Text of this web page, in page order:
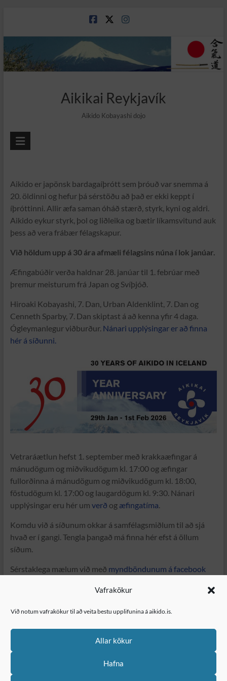
Vafrakökur
Við notum vafrakökur til að veita bestu upplifunina á aikido.is.
Allar kökur
Hafna
Aikikai Reykjavík
Aikido Kobayashi dojo
Aikido er japönsk bardagaíþrótt sem þróuð var snemma á
20. öldinni og hefur þá sérstöðu að það er ekki keppt í
íþróttinni. Allir æfa saman óháð stærð, styrk, kyni og aldri.
Aikido eykur styrk, þol og liðleika og bætir líkamsvitund auk
þess að vera frábær félagskapur.
Við höldum upp á 30 ára afmæli félagsins núna í lok janúar.
Æfingabúðir verða haldnar 28. janúar til 1. febrúar með
þremur meisturum frá Japan og Svíþjóð.
Hiroaki Kobayashi, 7. Dan, Urban Aldenklint, 7. Dan og
Cenneth Sparby, 7. Dan skiptast á að kenna yfir 4 daga.
Ógleymanlegur viðburður. Nánari upplýsingar er að finna
hér á síðunni.
Vetraráætlun hefst 1. september með krakkaæfingar á
mánudögum og miðvikudögum kl. 17:00 og æfingar
fullorðinna á mánudögum og miðvikudögum kl. 18:00,
föstudögum kl. 17:00 og laugardögum kl. 9:30. Nánari
upplýsingar eru hér um verð og æfingatíma
Komdu við á síðunum okkar á samfélagsmiðlum til að sjá
hvað er í gangi. Tengla þangað má finna hér efst á öllum
síðum.
Sérstaklega mælum við með myndböndunum á facebook